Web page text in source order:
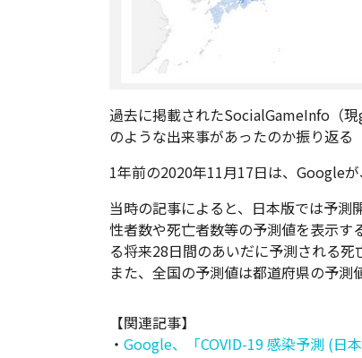
過去に掲載されたSocialGameInfo（
のような出来事があったのか振り返る
1年前の2020年11月17日は、Google
当時の記事によると、日本版では予
性者数や死亡者数等の予測値を表示す
る将来28日間のあいだに予測される死
また、全国の予測値は都道府県の予測
【関連記事】
・ Google、「COVID-19 感染予測 (